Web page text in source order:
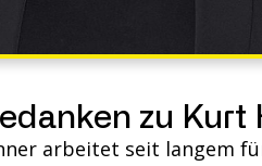
zu Kurt
arbeitet seit langem